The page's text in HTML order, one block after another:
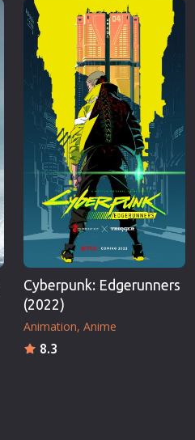
Cyberpunk: Edgerunners
(2022)
Animation Anime
8.3